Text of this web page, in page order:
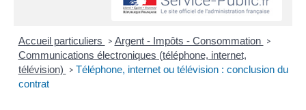
Accueil particuliers > Argent - Impôts - Consommation >
Communications électroniques (téléphone, internet,
télévision)
> Téléphone, internet ou télévision : conclusion du
contrat